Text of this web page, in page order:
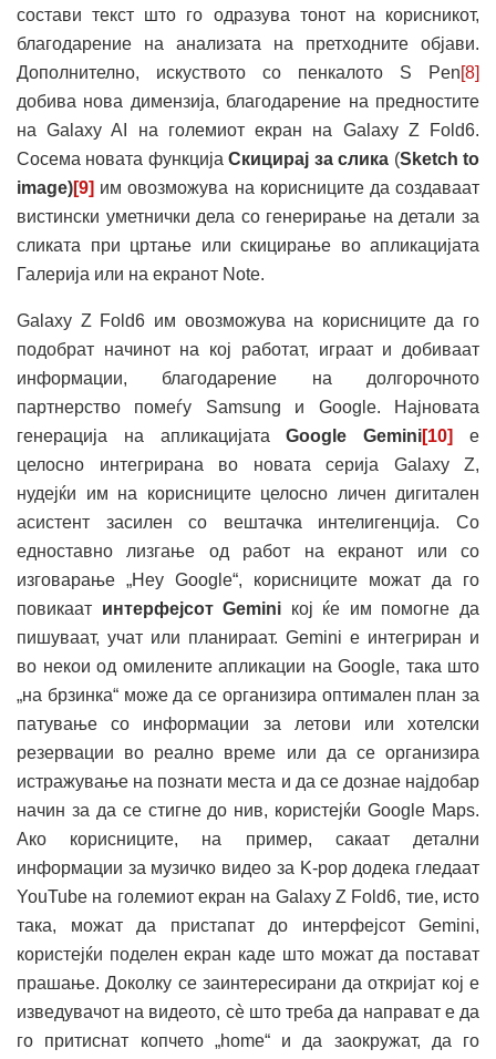
состави текст што го одразува тонот на корисникот,
благодарение на анализата на претходните објави.
Дополнително, искуството со пенкалото S Pen[8]
добива нова димензија, благодарение на предностите
на Galaxy AI на големиот екран на Galaxy Z Fold6.
Сосема новата функцијаСкицирај за слика (Sketch to
image)[9] им овозможува на корисниците да создаваат
вистински уметнички дела со генерирање на детали за
сликата при цртање или скицирање во апликацијата
Галерија или на екранот Note.
Galaxy Z Fold6 им овозможува на корисниците да го
подобрат начинот на кој работат, играат и добиваат
информации, благодарение на долгорочното
партнерство помеѓу Samsung и Google. Најновата
генерација на апликацијатаGoogle Gemini[10]
е
целосно интегрирана во новата серија Galaxy Z,
нудејќи им на корисниците целосно личен дигитален
асистент засилен со вештачка интелигенција. Со
едноставно лизгање од работ на екранот или со
изговарање „Hey Google“, корисниците можат да го
повикаат интерфејсот Gemini кој ќе им помогне да
пишуваат, учат или планираат. Gemini е интегриран и
во некои од омилените апликации на Google, така што
„на брзинка“ може да се организира оптимален план за
патување со информации за летови или хотелски
резервации во реално време или да се организира
истражување на познати места и да се дознае најдобар
начин за да се стигне до нив, користејќи Google Maps.
Ако корисниците, на пример, сакаат детални
информации за музичко видео за K-pop додека гледаат
YouTube на големиот екран на Galaxy Z Fold6, тие, исто
така, можат да пристапат до интерфејсот Gemini,
користејќи поделен екран каде што можат да постават
прашање. Доколку се заинтересирани да откријат кој е
изведувачот на видеото, сè што треба да направат е да
го притиснат копчето „home“ и да заокружат, да го